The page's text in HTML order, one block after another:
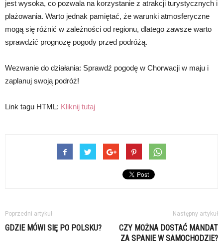
jest wysoka, co pozwala na korzystanie z atrakcji turystycznych i
plażowania. Warto jednak pamiętać, że warunki atmosferyczne
mogą się różnić w zależności od regionu, dlatego zawsze warto
sprawdzić prognozę pogody przed podróżą.
Wezwanie do działania: Sprawdź pogodę w Chorwacji w maju i
zaplanuj swoją podróż!
Link tagu HTML: Kliknij tutaj
Poprzedni artykuł
GDZIE MÓWI SIĘ PO POLSKU?
Następny artykuł
CZY MOŻNA DOSTAĆ MANDAT
ZA SPANIE W SAMOCHODZIE?